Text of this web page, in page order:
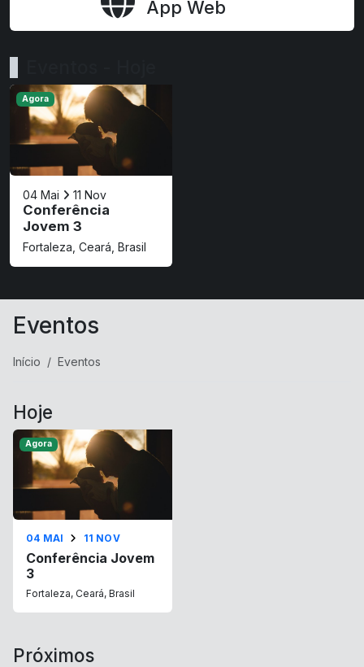
App Web
04 Mai 11 Nov
Conferência
Jovem 3
Fortaleza, Ceará, Brasil
Agora
Eventos
Início Eventos
Hoje
04 MAI 11 NOV
Conferência Jovem
3
Fortaleza, Ceará, Brasil
Agora
Próximos